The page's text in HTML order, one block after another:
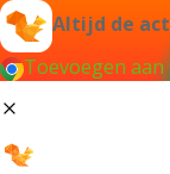
Altijd de
Toevoegen aan